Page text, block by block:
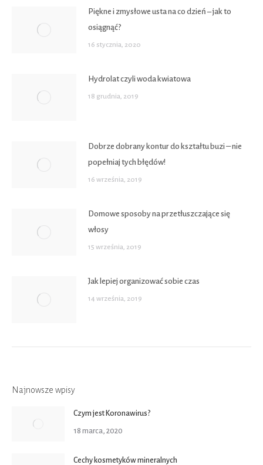
Piękne i zmysłowe usta na co dzień – jak to
osiągnąć?
16 stycznia, 2020
Hydrolat czyli woda kwiatowa
18 grudnia, 2019
Dobrze dobrany kontur do kształtu buzi ‒ nie
popełniaj tych błędów!
16 września, 2019
Domowe sposoby na przetłuszczające się
włosy
15 września, 2019
Jak lepiej organizować sobie czas
14 września, 2019
Najnowsze wpisy
Czym jest Koronawirus?
18 marca, 2020
Cechy kosmetyków mineralnych